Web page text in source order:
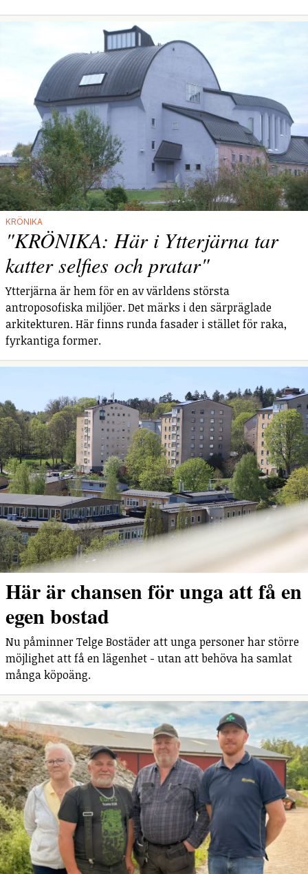
KRÖNIKA
"KRÖNIKA: Här i Ytterjärna tar
katter selfies och pratar"
Ytterjärna är hem för en av världens största
antroposofiska miljöer. Det märks i den särpräglade
arkitekturen. Här finns runda fasader i stället för raka,
fyrkantiga former.
Här är chansen för unga att få en
egen bostad
Nu påminner Telge Bostäder att unga personer har större
möjlighet att få en lägenhet - utan att behöva ha samlat
många köpoäng.